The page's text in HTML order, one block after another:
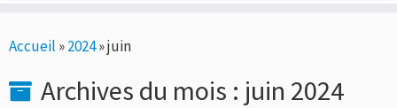
auAccueil »2024»juin
Archives du mois : juin 2024